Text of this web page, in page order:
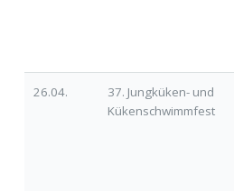
26.04.
37. Jungküken- und
Kükenschwimmfest